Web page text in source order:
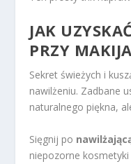
JAK
PRZY
Sekret świeżych i
nawilżeniu. Zadbane
naturalnego piękna,
Sięgnij po
niepozorne kosmetyki